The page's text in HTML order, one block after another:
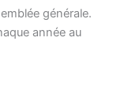
générale.
année au